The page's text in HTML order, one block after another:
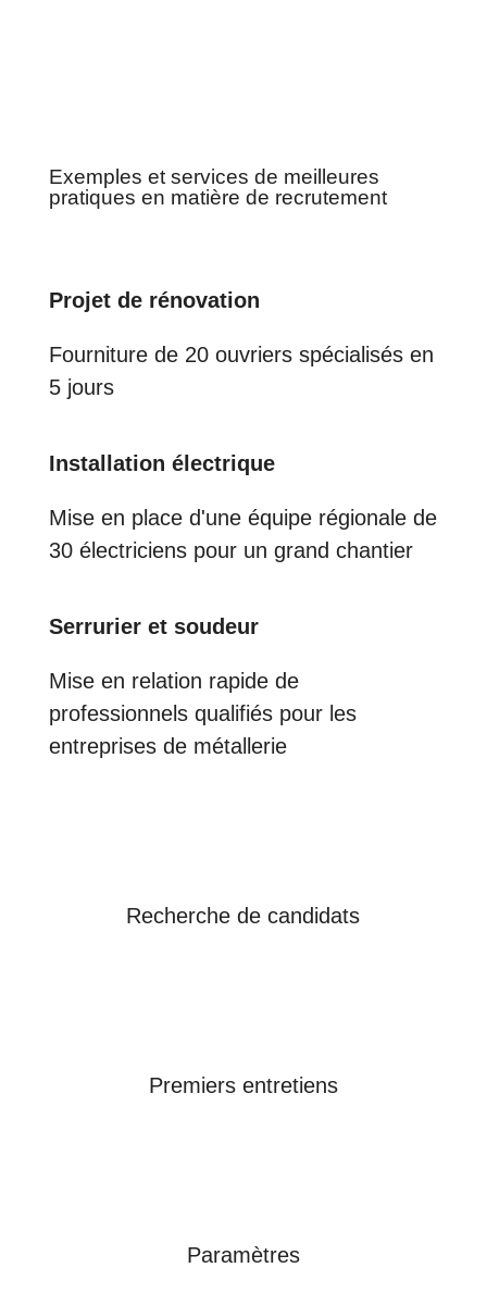
Exemples et services de meilleures
pratiques en matière de recrutement
Projet de rénovation
Fourniture de 20 ouvriers spécialisés en
5 jours
Installation électrique
Mise en place d'une équipe régionale de
30 électriciens pour un grand chantier
Serrurier et soudeur
Mise en relation rapide de
professionnels qualifiés pour les
entreprises de métallerie
Recherche de candidats
Premiers entretiens
Paramètres